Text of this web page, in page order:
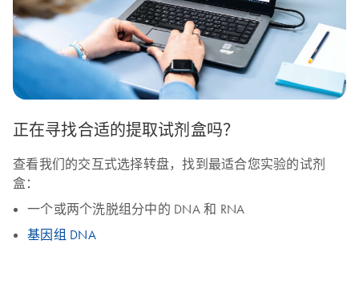
正在寻找合适的提取试剂盒吗？
查看我们的交互式选择转盘，找到最适合您实验的试剂
盒：
一个或两个洗脱组分中的 DNA 和 RNA
基因组 DNA